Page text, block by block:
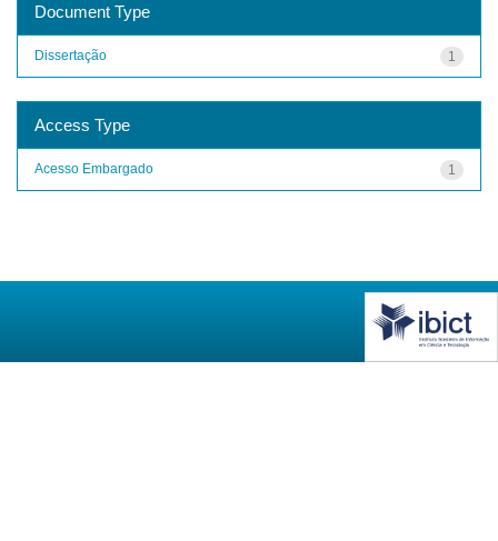
Document Type
1
Dissertação
Access Type
1
Acesso Embargado